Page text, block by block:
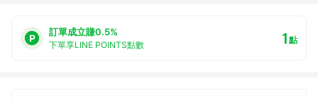
訂單成立賺0.5%
下單享LINE POINTS點數 1點